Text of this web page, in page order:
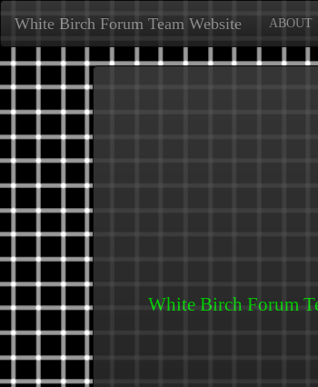
White Birch Forum Team Website ABOUT
White Birch Forum